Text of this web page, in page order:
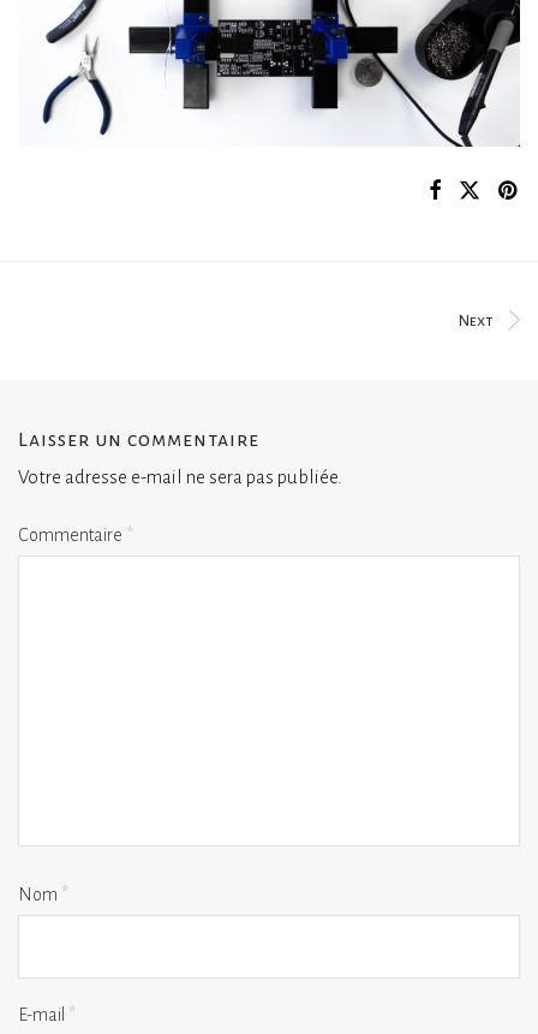
Next
Laisser un commentaire
Votre adresse e-mail ne sera pas publiée.
Commentaire *
Nom *
E-mail *